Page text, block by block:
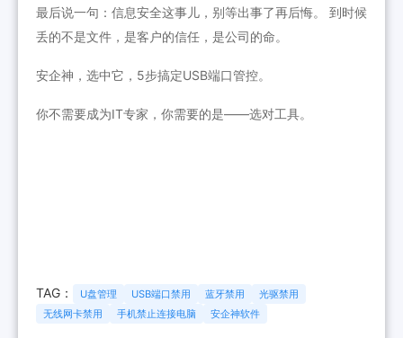
最后说一句：信息安全这事儿，别等出事了再后悔。 到时候
丢的不是文件，是客户的信任，是公司的命。
安企神，选中它，5步搞定USB端口管控。
你不需要成为IT专家，你需要的是——选对工具。
TAG： U盘管理 USB端口禁用 蓝牙禁用
光驱禁用
无线网卡禁用
手机禁止连接电脑 安企神软件